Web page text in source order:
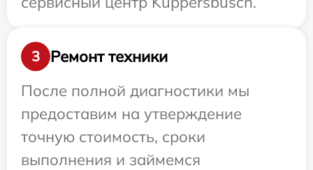
3
Ремонт техники
После полной диагностики мы
предоставим на утверждение
точную стоимость, сроки
выполнения и займемся